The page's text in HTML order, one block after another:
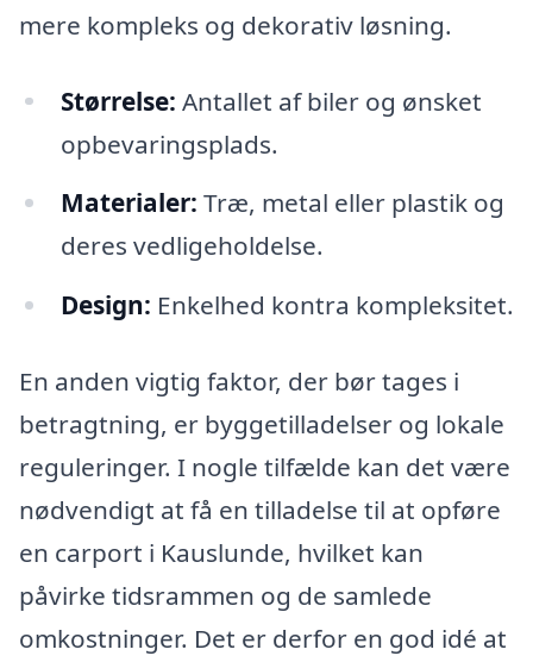
mere kompleks og dekorativ løsning.
Størrelse: Antallet af biler og ønsket
opbevaringsplads.
Materialer: Træ, metal eller plastik og
deres vedligeholdelse.
Design: Enkelhed kontra kompleksitet.
En anden vigtig faktor, der bør tages i
betragtning, er byggetilladelser og lokale
reguleringer. I nogle tilfælde kan det være
nødvendigt at få en tilladelse til at opføre
en carport i Kauslunde, hvilket kan
påvirke tidsrammen og de samlede
omkostninger. Det er derfor en god idé at